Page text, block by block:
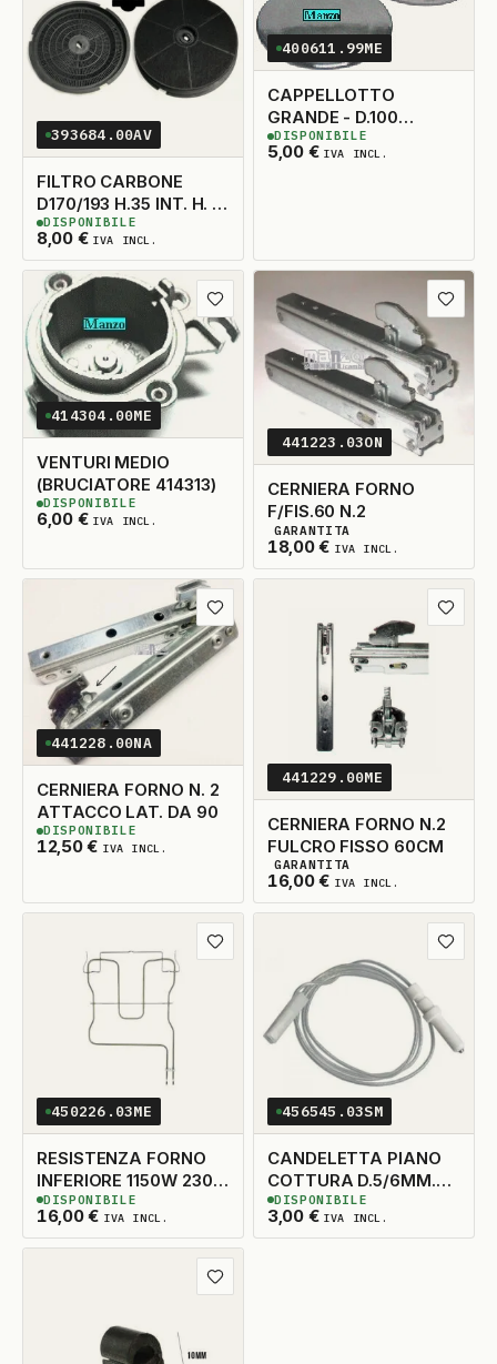
393684.00AV
FILTRO CARBONE
D170/193 H.35 INT. H. 15
TECNOLAMP ELICA
TECNOWIND
ACK62836
8,00 € IVA INCL.
3DISPONIBILI
DISPONIBILE
400611.99ME
CAPPELLOTTO
GRANDE - D.100
(BRICIATORE 414312)
5,00 € IVA INCL.
3DISPONIBILI
DISPONIBILE
Aggiungi ai preferiti
414304.00ME
VENTURI MEDIO
(BRUCIATORE 414313)
6,00 € IVA INCL.
3DISPONIBILI
DISPONIBILE
441223.03ON
CERNIERA FORNO
F/FIS.60 N.2
18,00€ IVA INCL.
5DISPONIBILI
GARANTITA
Aggiungi ai preferiti
441228.00NA
CERNIERA FORNO N. 2
ATTACCO LAT. DA 90
12,50€ IVA INCL.
10 DISPONIBILI
DISPONIBILE
441229.00ME
CERNIERA FORNO N.2
FULCRO FISSO 60CM
16,00€ IVA INCL.
2DISPONIBILI
GARANTITA
Aggiungi ai preferiti
450226.03ME
RESISTENZA FORNO
INFERIORE 1150W 230V
325X410 STAFFA
40X20 ORIGINALE
16,00€ IVA INCL.
3DISPONIBILI
DISPONIBILE
456545.03SM
CANDELETTA PIANO
COTTURA D.5/6MM.
H.34MM. N'1
3,00 € IVA INCL.
60 DISPONIBILI
DISPONIBILE
Aggiungi ai preferiti